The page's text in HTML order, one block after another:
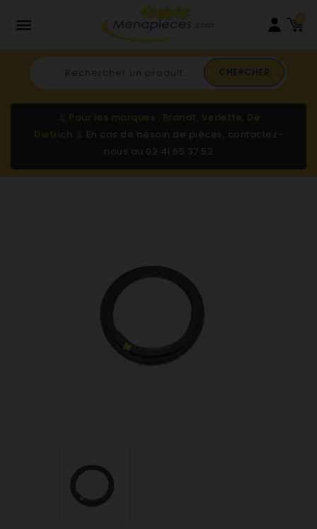
 0
CHERCHER
⚠️ Pour les marques : Brandt, Vedette, De
Dietrich ⚠️ En cas de besoin de pièces, contactez-
nous au 02 41 65 37 52